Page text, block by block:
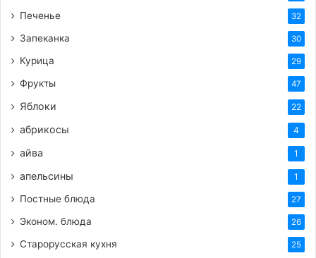
совместно с овощами до готовности, время от
времени проверяя кашу на мягкость. В случае,
если нужно, то еще прибавить воды.
Теги
Печенье 32
Запеканка 30
Курица 29
Фрукты 47
Яблоки 22
абрикосы 4
айва 1
апельсины 1
Постные блюда 27
Эконом. блюда 26
Старорусская кухня 25